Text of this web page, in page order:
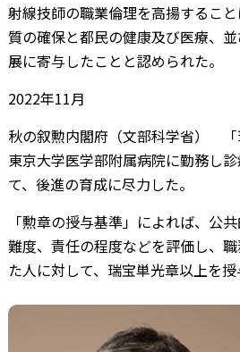
射線技師の職業倫理を高揚するこ
質の確保と都民の健康及び医療、
展に寄与したことと認められた。
2022年11月
秋の叙勲内閣府（文部科学省） 「
東京大学医学部附属病院に勤務し
て、後進の育成に尽力した。
「勲章の授与基準」によれば、公
難度、責任の程度などを評価し、
た人に対して、瑞宝単光章以上を授